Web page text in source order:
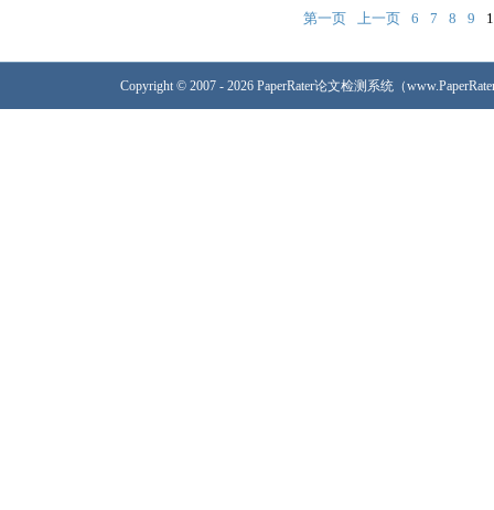
第一页 上一页 6 7 8 9
Copyright © 2007 - 2026 PaperRater论文检测系统（